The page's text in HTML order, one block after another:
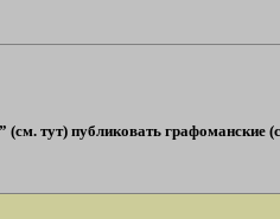
тут) публиковать графоманские